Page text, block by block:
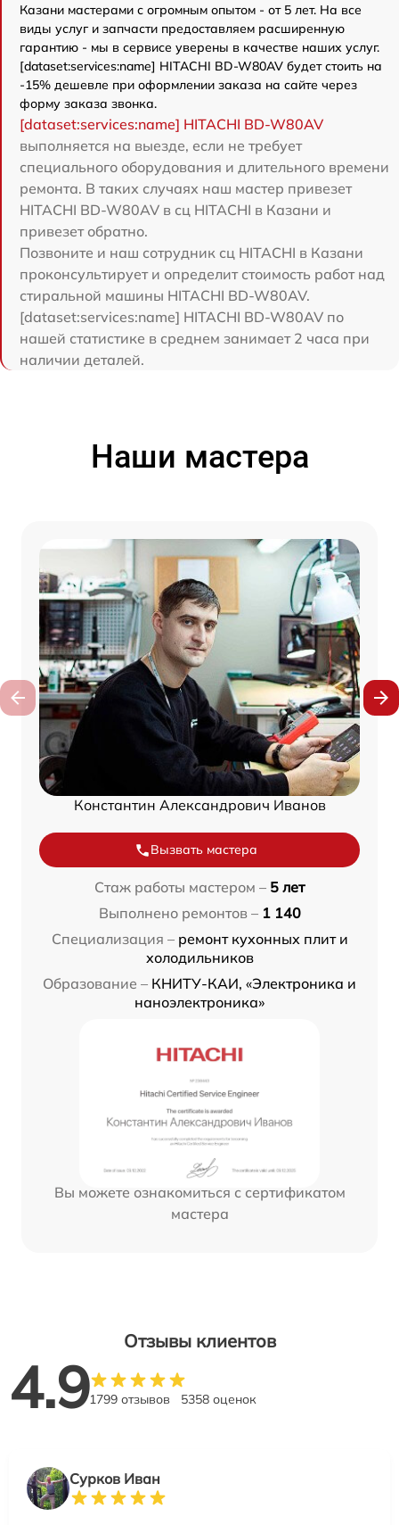
Казани мастерами с огромным опытом - от 5 лет. На все
виды услуг и запчасти предоставляем расширенную
гарантию - мы в сервисе уверены в качестве наших услуг.
[dataset:services:name] HITACHI BD-W80AV будет стоить на
-15% дешевле при оформлении заказа на сайте через
форму заказа звонка.
[dataset:services:name] HITACHI BD-W80AV
выполняется на выезде, если не требует
специального оборудования и длительного времени
ремонта. В таких случаях наш мастер привезет
HITACHI BD-W80AV в сц HITACHI в Казани и
привезет обратно.
Позвоните и наш сотрудник сц HITACHI в Казани
проконсультирует и определит стоимость работ над
стиральной машины HITACHI BD-W80AV.
[dataset:services:name] HITACHI BD-W80AV по
нашей статистике в среднем занимает 2 часа при
наличии деталей.
Наши мастера
Константин Александрович Иванов
Вызвать мастера
Стаж работы мастером – 5 лет
Выполнено ремонтов – 1 140
Специализация – ремонт кухонных плит и
холодильников
Образование – КНИТУ-КАИ, «Электроника и
наноэлектроника»
Вы можете ознакомиться с сертификатом
мастера
Отзывы клиентов
4.91799 отзывов 5358 оценок
Сурков Иван